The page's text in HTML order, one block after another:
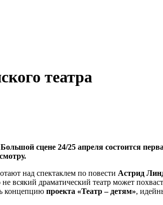
театра
сцене 24/25 апреля состоится
над спектаклем по повести Астрид
всякий драматический театр может
концепцию проекта «Театр – детям»,